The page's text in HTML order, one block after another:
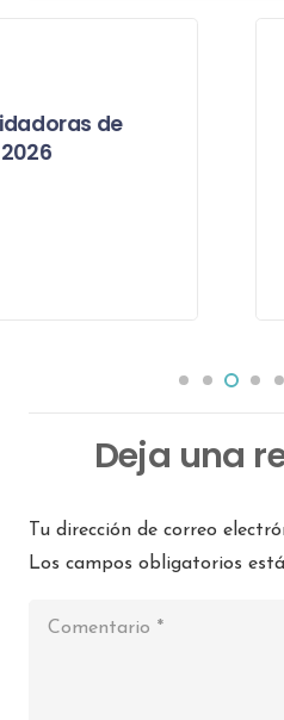
SALUD Y
Importancia de
gripe para
Seguridad,
Deja una
Tu dirección de correo
Los campos obligatorios